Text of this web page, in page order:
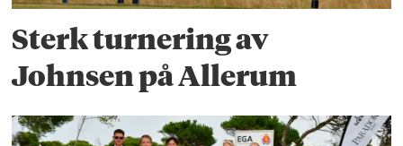
Sterk turnering av
Johnsen på Allerum